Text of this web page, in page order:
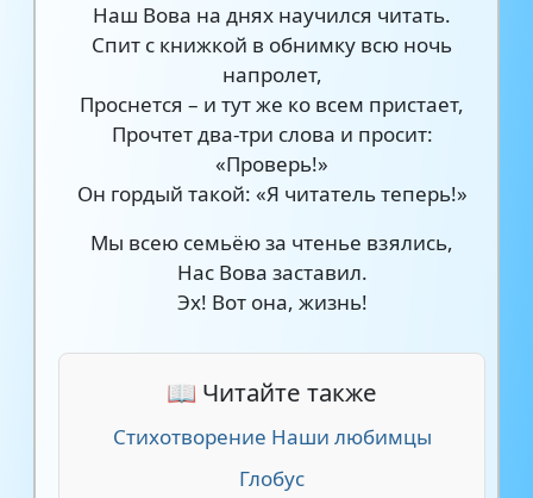
Наш Вова на днях научился читать.
Спит с книжкой в обнимку всю ночь
напролет,
Проснется – и тут же ко всем пристает,
Прочтет два-три слова и просит:
«Проверь!»
Он гордый такой: «Я читатель теперь!»
Мы всею семьёю за чтенье взялись,
Нас Вова заставил.
Эх! Вот она, жизнь!
📖 Читайте также
Стихотворение Наши любимцы
Глобус